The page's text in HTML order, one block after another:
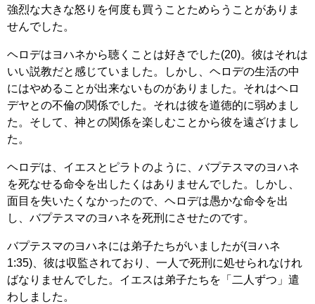
強烈な大きな怒りを何度も買うことためらうことがありま
せんでした。
ヘロデはヨハネから聴くことは好きでした(20)。彼はそれは
いい説教だと感じていました。しかし、ヘロデの生活の中
にはやめることが出来ないものがありました。それはヘロ
デヤとの不倫の関係でした。それは彼を道徳的に弱めまし
た。そして、神との関係を楽しむことから彼を遠ざけまし
た。
ヘロデは、イエスとピラトのように、バプテスマのヨハネ
を死なせる命令を出したくはありませんでした。しかし、
面目を失いたくなかったので、ヘロデは愚かな命令を出
し、バプテスマのヨハネを死刑にさせたのです。
バプテスマのヨハネには弟子たちがいましたが(ヨハネ
1:35)、彼は収監されており、一人で死刑に処せられなけれ
ばなりませんでした。イエスは弟子たちを「二人ずつ」遣
わしました。